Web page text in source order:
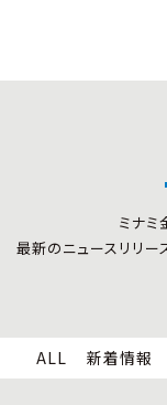
CSR情報
企業情報
ミナミ
最新のニュースリリー
ALL 新着情報